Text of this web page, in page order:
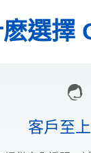
選擇
客戶至